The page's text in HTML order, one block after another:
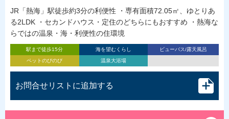
JR「熱海」駅徒歩約3分の利便性 ・専有面積72.05㎡、ゆとりあ
る2LDK ・セカンドハウス・定住のどちらにもおすすめ ・熱海な
らではの温泉・海・利便性の住環境
駅まで徒歩15分 海を望むくらし
ビューバス/露天風呂
ペットのびのび
温泉大浴場
お問合せリストに追加する